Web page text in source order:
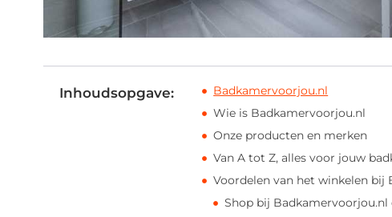
Inhoudsopgave:
Badkamervoorjou.nl
Wie is Badkamervoorjou.nl
Onze producten en merken
Van A tot Z, alles voor jouw
Voordelen van het winkelen bij
Shop bij